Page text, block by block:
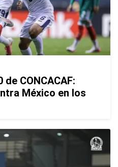
CONCACAF:
México en los